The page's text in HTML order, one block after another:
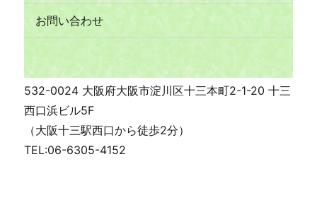
お問い合わせ
532-0024 大阪府大阪市淀川区十三本町2-1-20 十三
西口浜ビル5F
（大阪十三駅西口から徒歩2分）
TEL:06-6305-4152